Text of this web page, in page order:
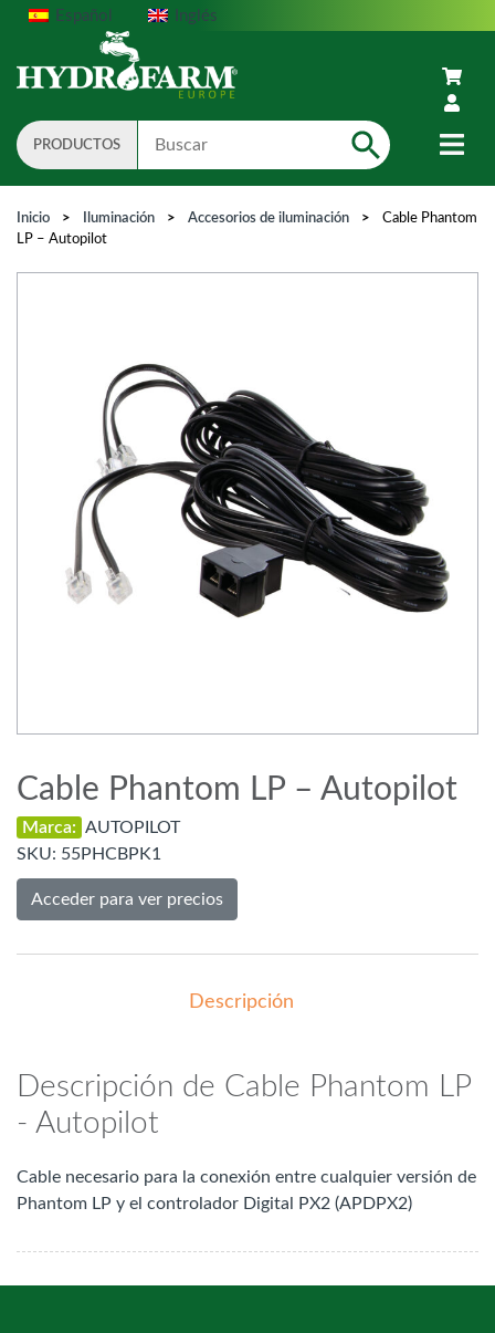
Español Inglés
Search
PRODUCTOS
Inicio > Iluminación > Accesorios de iluminación >
Cable Phantom
LP – Autopilot
Cable Phantom LP – Autopilot
Marca: AUTOPILOT
SKU: 55PHCBPK1
Acceder para ver precios
Descripción
Descripción de Cable Phantom LP
- Autopilot
Cable necesario para la conexión entre cualquier versión de
Phantom LP y el controlador Digital PX2 (APDPX2)